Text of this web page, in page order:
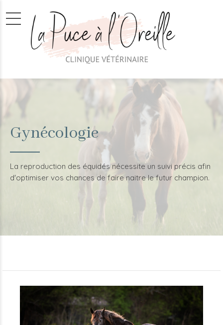
Gynécologie
La reproduction des équidés nécessite un suivi précis afin
d'optimiser vos chances de faire naitre le futur champion.